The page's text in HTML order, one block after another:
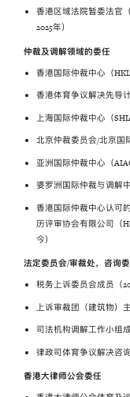
香港区域法院暂委法官
2025年）
仲裁及调解领域的委任
香港国际仲裁中心（
香港体育争议解决先导
上海国际仲裁中心（
北京仲裁委员会/北京国
亚洲国际仲裁中心（
婆罗洲国际仲裁与调解
香港国际仲裁中心认可
历评审协会有限公司（
今）
法定委员会/审裁处，咨询
税务上诉委员会成员（
上诉审裁团（建筑物）
司法机构调解工作小组成
律政司体育争议解决咨
香港大律师公会委任